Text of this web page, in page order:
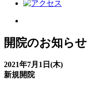
開院のお知らせ
2021年7月1日(木)
新規開院